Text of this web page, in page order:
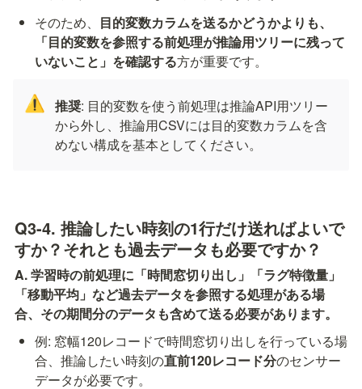
そのため、 目的変数カラムを送るかどうかよりも、
「目的変数を参照する前処理が推論用ツリーに残って
いないこと」を確認する方が重要です。
⚠️ 推奨: 目的変数を使う前処理は推論API用ツリー
から外し、推論用CSVには目的変数カラムを含
めない構成を基本としてください。
Q3-4. 推論したい時刻の1行だけ送ればよいで
すか？それとも過去データも必要ですか？
A. 学習時の前処理に「時間窓切り出し」「ラグ特徴量」
「移動平均」など過去データを参照する処理がある場
合、その期間分のデータも含めて送る必要があります。
例: 窓幅120レコードで時間窓切り出しを行っている場
合、推論したい時刻の直前120レコード分のセンサー
データが必要です。